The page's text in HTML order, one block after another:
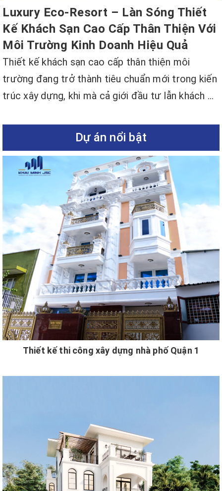
Luxury Eco-Resort – Làn Sóng Thiết
Kế Khách Sạn Cao Cấp Thân Thiện Với
Môi Trường Kinh Doanh Hiệu Quả
Thiết kế khách sạn cao cấp thân thiện môi
trường đang trở thành tiêu chuẩn mới trong kiến
trúc xây dựng, khi mà cả giới đầu tư lẫn khách ...
Dự án nổi bật
Thiết kế thi công xây dựng nhà phố Quận 1